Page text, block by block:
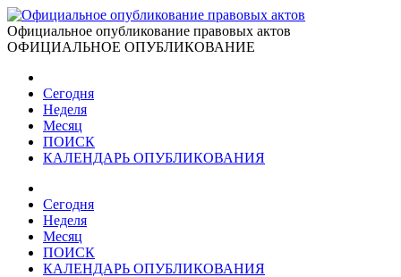
Официальное опубликование правовых актов
ОФИЦИАЛЬНОЕ ОПУБЛИКОВАНИЕ
Сегодня
Неделя
Месяц
ПОИСК
КАЛЕНДАРЬ ОПУБЛИКОВАНИЯ
Сегодня
Неделя
Месяц
ПОИСК
КАЛЕНДАРЬ ОПУБЛИКОВАНИЯ